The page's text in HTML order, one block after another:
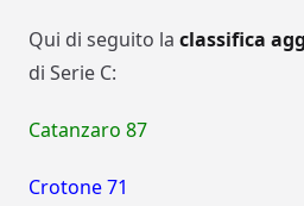
Qui di seguito la classifica
di Serie C:
Catanzaro 87
Crotone 71